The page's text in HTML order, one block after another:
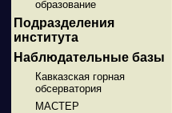
образование
Подразделения
института
Наблюдательные базы
Кавказская горная
обсерватория
МАСТЕР